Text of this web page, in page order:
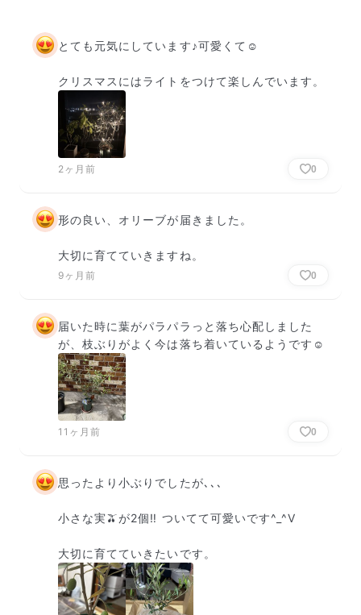
とても元気にしています♪可愛くて☺️
クリスマスにはライトをつけて楽しんでいます。
2ヶ月前 0
形の良い、オリーブが届きました。
大切に育てていきますね。
9ヶ月前 0
届いた時に葉がパラパラっと落ち心配しました
が、枝ぶりがよく今は落ち着いているようです☺️
11ヶ月前 0
思ったより小ぶりでしたが､､､
小さな実🫒が2個‼️ ついてて可愛いです^_^V
大切に育てていきたいです。